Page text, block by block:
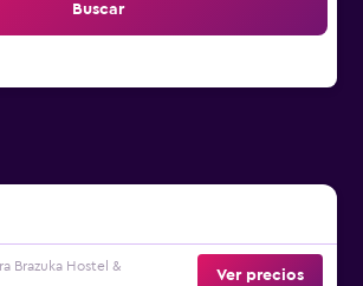
Buscar
Brazuka Hostel &
Ver precios